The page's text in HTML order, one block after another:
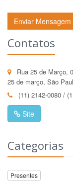
Enviar Mensagem
Contatos
Rua 25 de Março,
25 de março, São
(11) 2142-0080 /
Site
Categorias
Presentes